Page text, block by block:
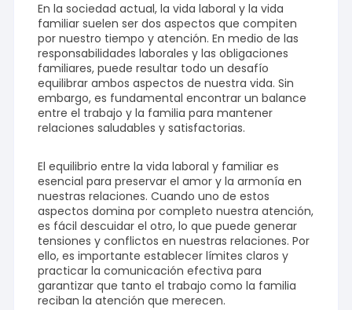
En la sociedad actual, la vida laboral y la vida
familiar suelen ser dos aspectos que compiten
por nuestro tiempo y atención. En medio de las
responsabilidades laborales y las obligaciones
familiares, puede resultar todo un desafío
equilibrar ambos aspectos de nuestra vida. Sin
embargo, es fundamental encontrar un balance
entre el trabajo y la familia para mantener
relaciones saludables y satisfactorias.
El equilibrio entre la vida laboral y familiar es
esencial para preservar el amor y la armonía en
nuestras relaciones. Cuando uno de estos
aspectos domina por completo nuestra atención,
es fácil descuidar el otro, lo que puede generar
tensiones y conflictos en nuestras relaciones. Por
ello, es importante establecer límites claros y
practicar la comunicación efectiva para
garantizar que tanto el trabajo como la familia
reciban la atención que merecen.